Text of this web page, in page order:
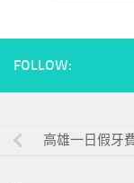
FOLLOW:
高雄一日假牙